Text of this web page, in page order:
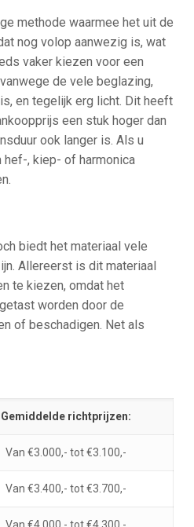
methode waarmee het uit de
nog volop aanwezig is, wat
vaker kiezen voor een
de vele beglazing,
en tegelijk erg licht. Dit heeft
een stuk hoger dan
ook langer is. Als u
hef-, kiep- of harmonica
biedt het materiaal vele
Allereerst is dit materiaal
te kiezen, omdat het
worden door de
of beschadigen. Net als
Gemiddelde richtprijzen:
Van €3.000,- tot €3.100,-
Van €3.400,- tot €3.700,-
Van €4.000,- tot €4.300,-